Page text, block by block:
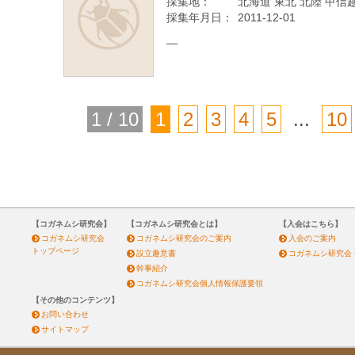
採集年月日：
2011-12-01
—
1 / 10 1 2 3 4 5 ... 10
【コガネムシ研究会】
コガネムシ研究会
トップページ
【コガネムシ研究会とは】
コガネムシ研究会のご案内
設立趣意書
幹事紹介
コガネムシ研究会個人情報保護要領
【入会はこちら】
入会のご案内
コガネムシ研究会
【その他のコンテンツ】
お問い合わせ
サイトマップ